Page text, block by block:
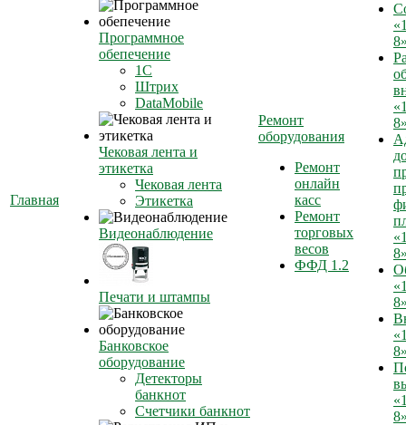
Главная
Программное
обепечение
1С
Штрих
DataMobile
Чековая лента и
этикетка
Чековая лента
Этикетка
Видеонаблюдение
Печати и штампы
Банковское
оборудование
Детекторы
банкнот
Счетчики банкнот
Ремонт
оборудования
Ремонт
онлайн
касс
Ремонт
торговых
весов
ФФД 1.2